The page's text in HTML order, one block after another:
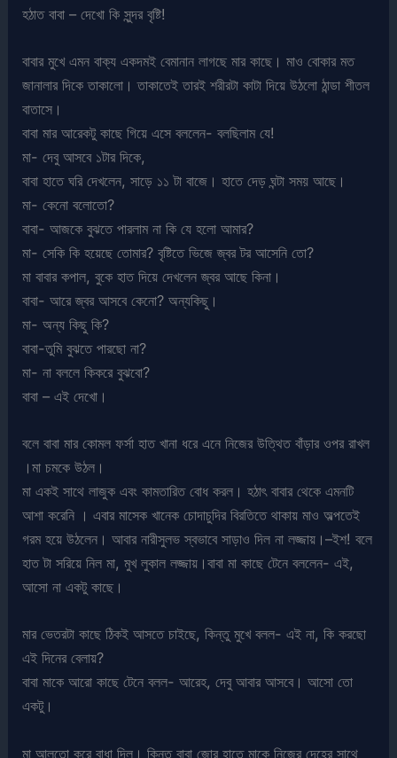
হঠাত বাবা – দেখো কি সুন্দর বৃষ্টি!
বাবার মুখে এমন বাক্য একদমই বেমানান লাগছে মার কাছে। মাও বোকার মত
জানালার দিকে তাকালো। তাকাতেই তারই শরীরটা কাটা দিয়ে উঠলো ঠান্ডা শীতল
বাতাসে।
বাবা মার আরেকটু কাছে গিয়ে এসে বললেন- বলছিলাম যে!
মা- দেবু আসবে ১টার দিকে,
বাবা হাতে ঘরি দেখলেন, সাড়ে ১১ টা বাজে। হাতে দেড় ঘন্টা সময় আছে।
মা- কেনো বলোতো?
বাবা- আজকে বুঝতে পারলাম না কি যে হলো আমার?
মা- সেকি কি হয়েছে তোমার? বৃষ্টিতে ভিজে জ্বর টর আসেনি তো?
মা বাবার কপাল, বুকে হাত দিয়ে দেখলেন জ্বর আছে কিনা।
বাবা- আরে জ্বর আসবে কেনো? অন্যকিছু।
মা- অন্য কিছু কি?
বাবা-তুমি বুঝতে পারছো না?
মা- না বললে কিকরে বুঝবো?
বাবা – এই দেখো।
বলে বাবা মার কোমল ফর্সা হাত খানা ধরে এনে নিজের উত্থিত বাঁড়ার ওপর রাখল
।মা চমকে উঠল।
মা একই সাথে লাজুক এবং কামতারিত বোধ করল। হঠাৎ বাবার থেকে এমনটি
আশা করেনি । এবার মাসেক খানেক চোদাচুদির বিরতিতে থাকায় মাও অল্পতেই
গরম হয়ে উঠলেন। আবার নারীসুলভ স্বভাবে সাড়াও দিল না লজ্জায়।–ইশ! বলে
হাত টা সরিয়ে নিল মা, মুখ লুকাল লজ্জায়।বাবা মা কাছে টেনে বললেন- এই,
আসো না একটু কাছে।
মার ভেতরটা কাছে ঠিকই আসতে চাইছে, কিন্তু মুখে বলল- এই না, কি করছো
এই দিনের বেলায়?
বাবা মাকে আরো কাছে টেনে বলল- আরেহ, দেবু আবার আসবে। আসো তো
একটু।
মা আলতো করে বাধা দিল। কিন্তু বাবা জোর হাতে মাকে নিজের দেহের সাথে